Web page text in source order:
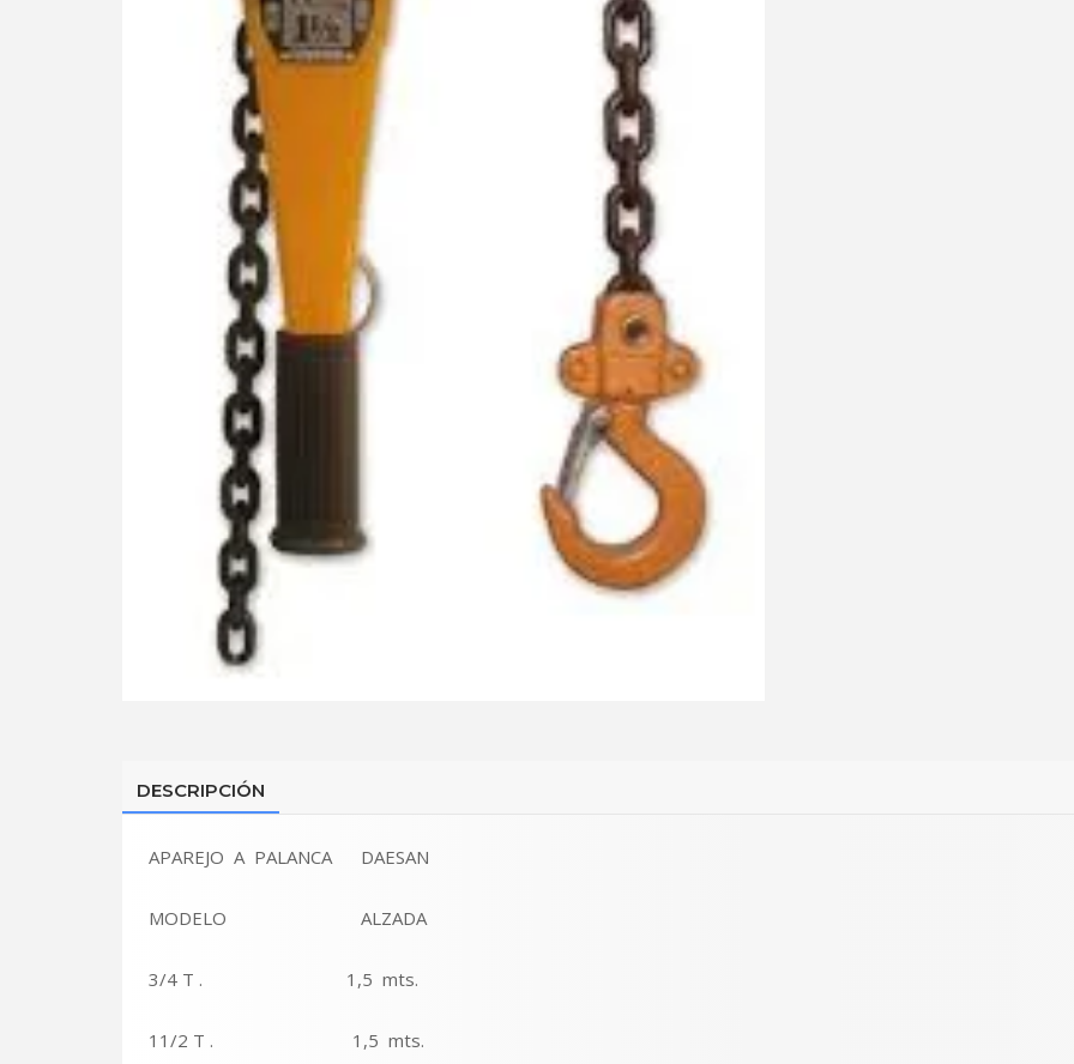
DESCRIPCIÓN
APAREJO A PALANCA DAESAN
MODELO ALZADA
3/4 T . 1,5 mts.
11/2 T . 1,5 mts.